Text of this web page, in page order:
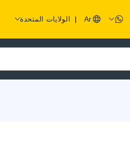
Ar
| الولايات المتحدة